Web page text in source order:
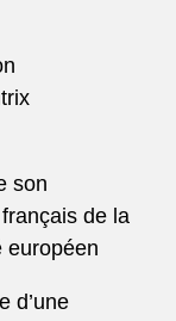
son
de la
européen
d’une